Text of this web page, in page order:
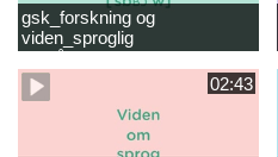
gsk_forskning og
viden_sproglig
læsevanskeligheder.mp402:43